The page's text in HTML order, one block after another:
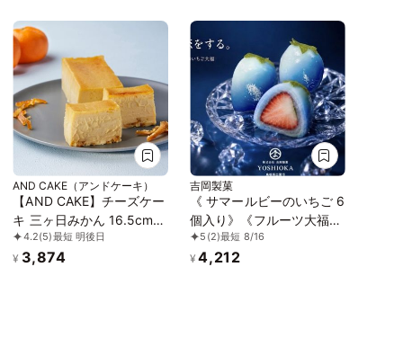
AND CAKE（アンドケーキ）
【AND CAKE】チーズケー
キ 三ヶ日みかん 16.5cm＜
Makuake×Cake.jp アタラ
シイケーキ発見プロジェク
4.2(5)最短 明後日
¥ 3,874
吉岡製菓
《 サマールビーのいちご 6
個入り》《フルーツ大福》
ジュエリーボックス 《ル
ビーのいちご》 DAIFUKU
5 (2)最短 8/16
¥ 4,212